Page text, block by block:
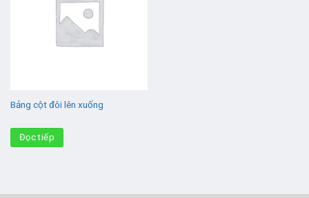
Bảng cột đôi lên xuống
Đọc tiếp